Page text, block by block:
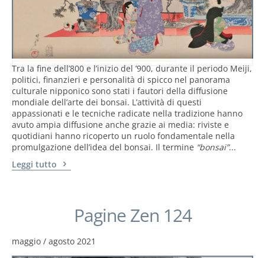
Tra la fine dell’800 e l’inizio del ’900, durante il periodo Meiji,
politici, finanzieri e personalità di spicco nel panorama
culturale nipponico sono stati i fautori della diffusione
mondiale dell’arte dei bonsai. L’attività di questi
appassionati e le tecniche radicate nella tradizione hanno
avuto ampia diffusione anche grazie ai media: riviste e
quotidiani hanno ricoperto un ruolo fondamentale nella
promulgazione dell’idea del bonsai. Il termine “bonsai”...
Leggi tutto
Pagine Zen 124
maggio / agosto 2021